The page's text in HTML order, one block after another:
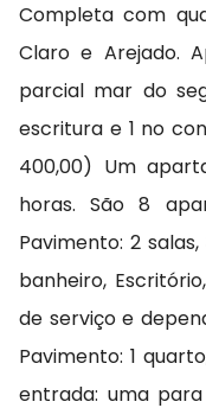
Completa com
Claro e Arejado.
parcial mar do
escritura e 1 no
400,00) Um
horas. São 8
Pavimento: 2
banheiro,
de serviço e
Pavimento: 1
entrada: uma